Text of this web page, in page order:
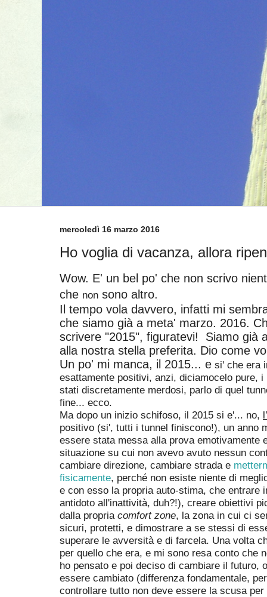
mercoledì 16 marzo 2016
Ho voglia di vacanza, allora
Wow. E' un bel po' che non scrivo
che non sono altro.
Il tempo vola davvero, infatti mi
che siamo già a meta' marzo. 2016.
scrivere "2015", figuratevi! Siamo già
alla nostra stella preferita. Dio come
Un po' mi manca, il 2015... e si' che era
esattamente positivi, anzi, diciamocelo pure,
stati discretamente merdosi, parlo di quel
fine... ecco.
Ma dopo un inizio schifoso, il 2015 si e'... no,
positivo (si', tutti i tunnel finiscono!), un anno
essere stata messa alla prova emotivamente
situazione su cui non avevo avuto nessun
cambiare direzione, cambiare strada e
fisicamente, perché non esiste niente di
e con esso la propria auto-stima, che entrare
antidoto all'inattività, duh?!), creare obiettivi
dalla propria comfort zone, la zona in cui ci
sicuri, protetti, e dimostrare a se stessi di
superare le avversità e di farcela. Una volta
per quello che era, e mi sono resa conto che
ho pensato e poi deciso di cambiare il futuro,
essere cambiato (differenza fondamentale,
controllare tutto non deve essere la scusa